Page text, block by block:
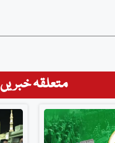
متعلقہ خبریں